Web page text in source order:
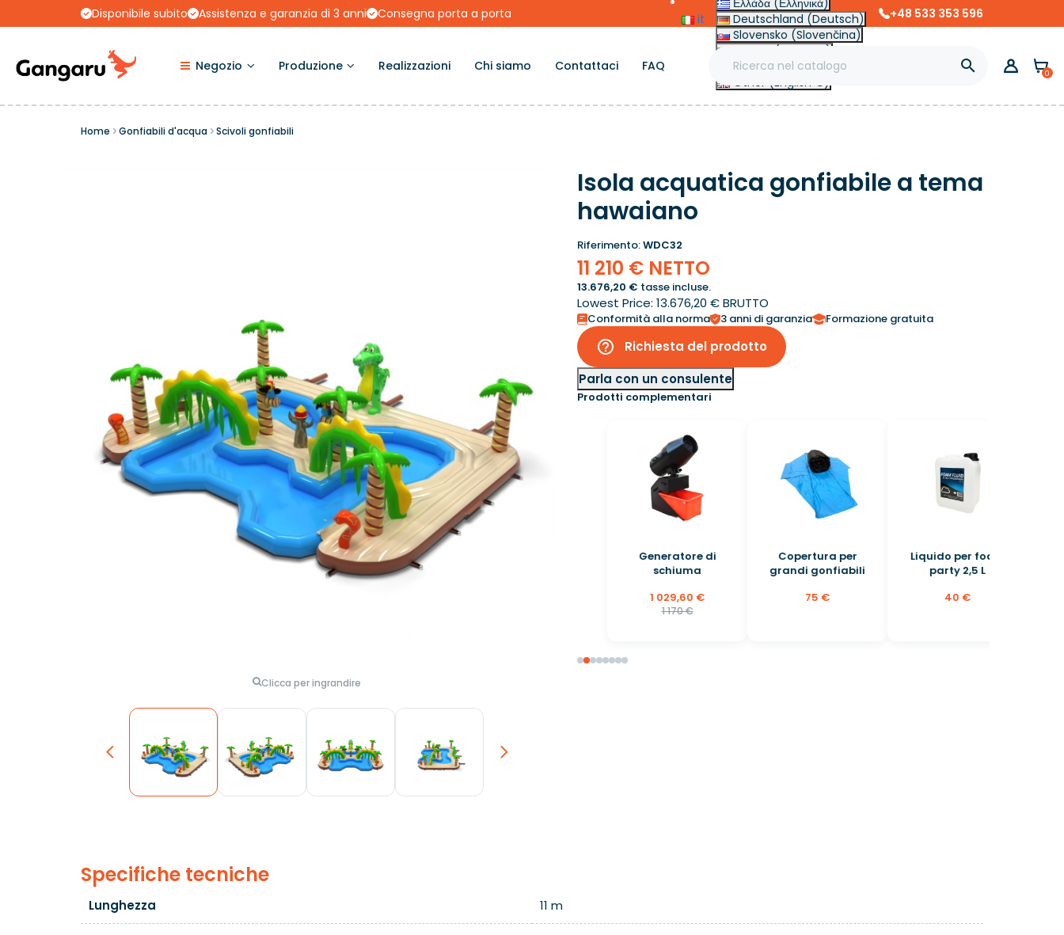
Disponibile subito Assistenza e garanzia di 3 anni Consegna porta a porta it
Ελλάδα (Ελληνικά)
Deutschland (Deutsch)
Slovensko (Slovenčina)
France (Français)
Magyarország (Magyar)
Other (English €)
+48 533 353 596
Negozio Produzione Realizzazioni Chi siamo Contattaci FAQ  0
Home Gonfiabili d'acqua Scivoli gonfiabili
Clicca per ingrandire
Previous
Isola acquatica gonfiabile a tema
hawaiano
Riferimento:WDC32
11 210 € NETTO
13.676,20 € tasse incluse.
Lowest Price: 13.676,20 € BRUTTO
Conformità alla norma 3 anni di garanzia Formazione gratuita
help_outline
Richiesta del prodotto
Parla con un consulente
Prodotti complementari
Generatore di
schiuma
1 029,60 €
Copertura per
grandi gonfiabili
Liquido per foam
party 2,5 L
Specifiche tecniche
Lunghezza 11 m